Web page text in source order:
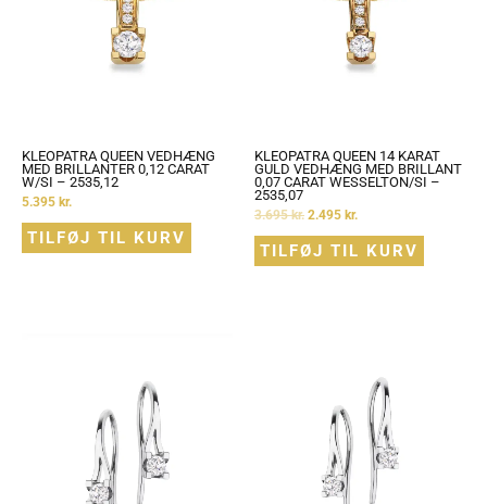
KLEOPATRA QUEEN VEDHÆNG
MED BRILLANTER 0,12 CARAT
W/SI – 2535,12
5.395 kr.
TILFØJ TIL KURV
KLEOPATRA QUEEN 14 KARAT
GULD VEDHÆNG MED BRILLANT
0,07 CARAT WESSELTON/SI –
2535,07
3.695kr. 2.495 kr.
TILFØJ TIL KURV